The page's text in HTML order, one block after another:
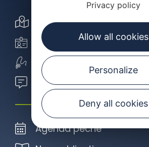
Carte interactive
Carte de pêche
Ecole de pêche
Blog de l'école de pêche
Agenda pêche
Privacy policy
Allow all cookies
Personalize
Deny all cookies